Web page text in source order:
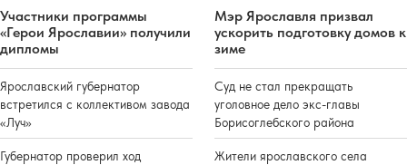
Участники программы
«Герои Ярославии» получили
дипломы
Ярославский губернатор
встретился с коллективом завода
«Луч»
Губернатор проверил ход
Мэр Ярославля призвал
ускорить подготовку домов к
зиме
Суд не стал прекращать
уголовное дело экс-главы
Борисоглебского района
Жители ярославского села